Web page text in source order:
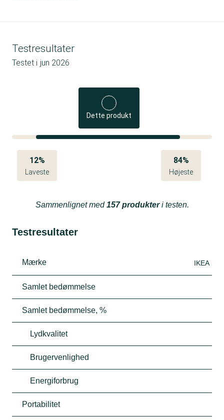
Testresultater
Testet i jun 2026
Dette produkt
12%
Laveste
84%
Højeste
Sammenlignet med157 produkteri testen.
Testresultater
Mærke IKEA
Samlet bedømmelse
Samlet bedømmelse, %
Lydkvalitet
Brugervenlighed
Energiforbrug
Portabilitet